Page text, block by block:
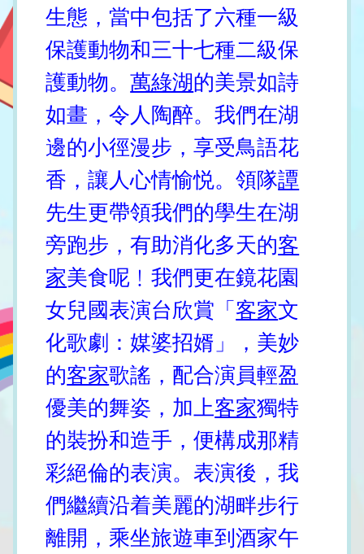
生態，當中包括了六種一級
保護動物和三十七種二級保
護動物。萬綠湖的美景如詩
如畫，令人陶醉。我們在湖
邊的小徑漫步，享受鳥語花
香，讓人心情愉悦。領隊譚
先生更帶領我們的學生在湖
旁跑步，有助消化多天的客
家美食呢﹗我們更在鏡花園
女兒國表演台欣賞「客家文
化歌劇：媒婆招婿」，美妙
的客家歌謠，配合演員輕盈
優美的舞姿，加上客家獨特
的裝扮和造手，便構成那精
彩絕倫的表演。表演後，我
們繼續沿着美麗的湖畔步行
離開，乘坐旅遊車到酒家午